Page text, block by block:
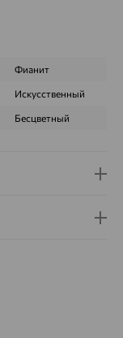
Фианит
Искусственный
Бесцветный